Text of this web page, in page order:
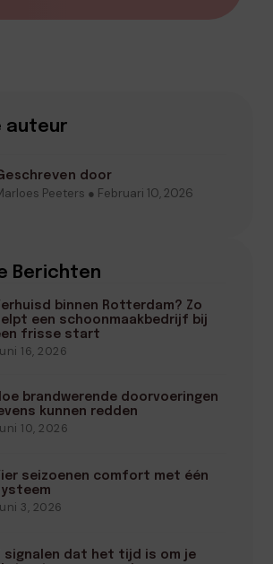
auteur
door
Peeters ● Februari 10, 2026
Berichten
binnen Rotterdam? Zo
een schoonmaakbedrijf bij
frisse start
16, 2026
brandwerende doorvoeringen
kunnen redden
10, 2026
seizoenen comfort met één
3, 2026
signalen dat het tijd is om je